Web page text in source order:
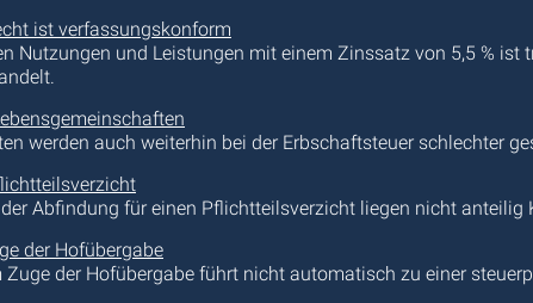
ist verfassungskonform
Nutzungen und Leistungen mit einem Zinssatz von 5,5 %
werden auch weiterhin bei der Erbschaftsteuer schlechter
Abfindung für einen Pflichtteilsverzicht liegen nicht anteilig
der Hofübergabe
der Hofübergabe führt nicht automatisch zu einer